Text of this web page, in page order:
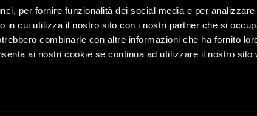
per fornire funzionalità dei social media e per analizzare
in cui utilizza il nostro sito con i nostri partner che si
combinarle con altre informazioni che ha fornito
ai nostri cookie se continua ad utilizzare il nostro sito
incasso BLE compatibile con il sistema YESLY.
del dispositivo ad ogni tipo di lampada dimmerabile a 230 V